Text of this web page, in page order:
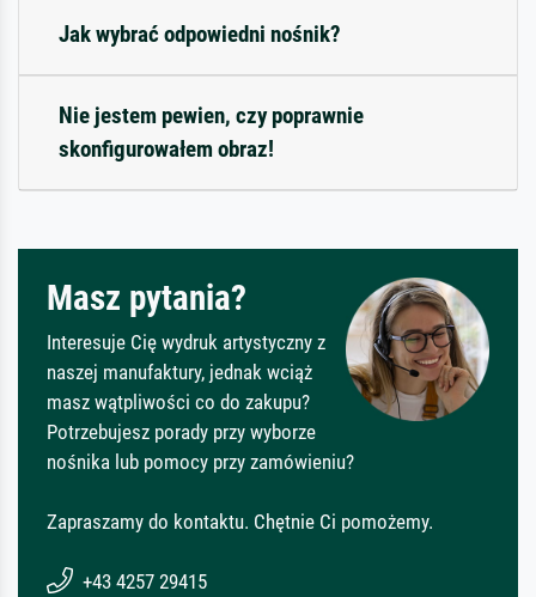
Jak wybrać odpowiedni nośnik?
Nie jestem pewien, czy poprawnie
skonfigurowałem obraz!
Masz pytania?
Interesuje Cię wydruk artystyczny z
naszej manufaktury, jednak wciąż
masz wątpliwości co do zakupu?
Potrzebujesz porady przy wyborze
nośnika lub pomocy przy zamówieniu?
Zapraszamy do kontaktu. Chętnie Ci pomożemy.
+43 4257 29415